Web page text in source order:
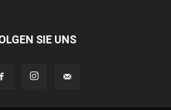
SIE UNS